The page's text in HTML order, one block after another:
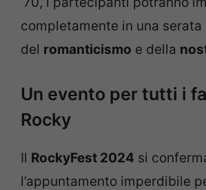
completamente in una serata
del romanticismo e della
Un evento per tutti i
Rocky
Il RockyFest 2024 si
l’appuntamento imperdibile